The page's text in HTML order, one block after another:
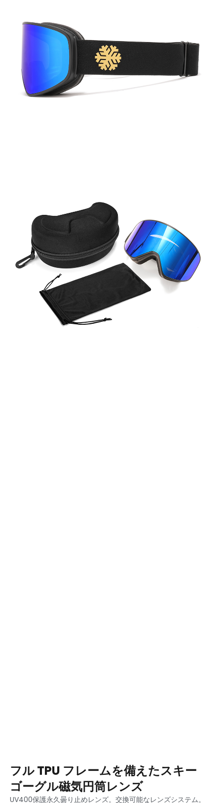
フル TPU フレームを備えたスキー
ゴーグル磁気円筒レンズ
UV400保護永久曇り止めレンズ。交換可能なレンズシステム。